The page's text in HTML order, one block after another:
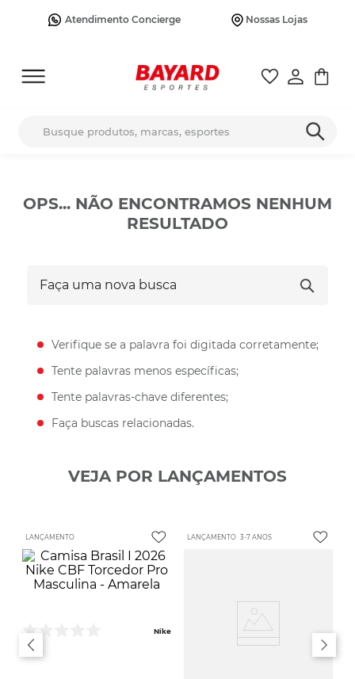
Atendimento Concierge Nossas Lojas
OPS... NÃO ENCONTRAMOS NENHUM
RESULTADO
Verifique se a palavra foi digitada corretamente;
Tente palavras menos específicas;
Tente palavras-chave diferentes;
Faça buscas relacionadas.
VEJA POR LANÇAMENTOS
LANÇAMENTO
Nike
LANÇAMENTO 3-7 ANOS